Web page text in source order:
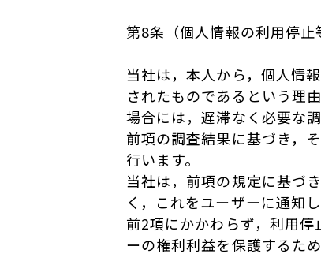
第8条（個人情報の利用停止
当社は，本人から，個人情
されたものであるという理
場合には，遅滞なく必要な調
前項の調査結果に基づき，
行います。
当社は，前項の規定に基づ
く，これをユーザーに通知し
前2項にかかわらず，利用
ーの権利利益を保護するた